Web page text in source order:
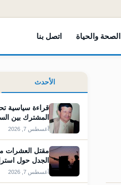
الصحة والحياة اتصل بنا
الأحدث
قراءة سياسية
المشترك بين
أغسطس 7, 2026
مقتل العشرات
الجدل حول
أغسطس 7, 2026